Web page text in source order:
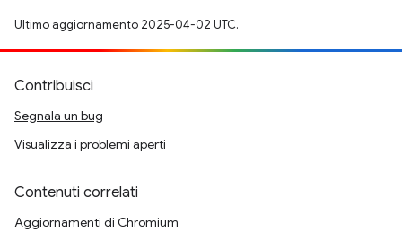
Ultimo aggiornamento 2025-04-02 UTC.
Contribuisci
Segnala un bug
Visualizza i problemi aperti
Contenuti correlati
Aggiornamenti di Chromium